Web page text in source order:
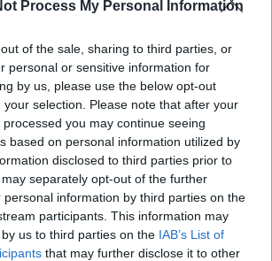
Process My Personal Information
of the sale, sharing to third parties, or
personal or sensitive information for
by us, please use the below opt-out
selection. Please note that after your
you may continue seeing
based on personal information utilized by
disclosed to third parties prior to
separately opt-out of the further
personal information by third parties on the
participants. This information may
us to third parties on the IAB’s List of
that may further disclose it to other